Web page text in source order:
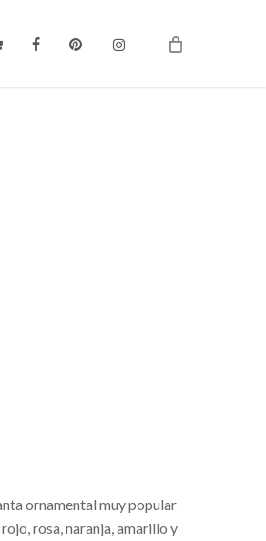
ornamental muy popular
rosa, naranja, amarillo y